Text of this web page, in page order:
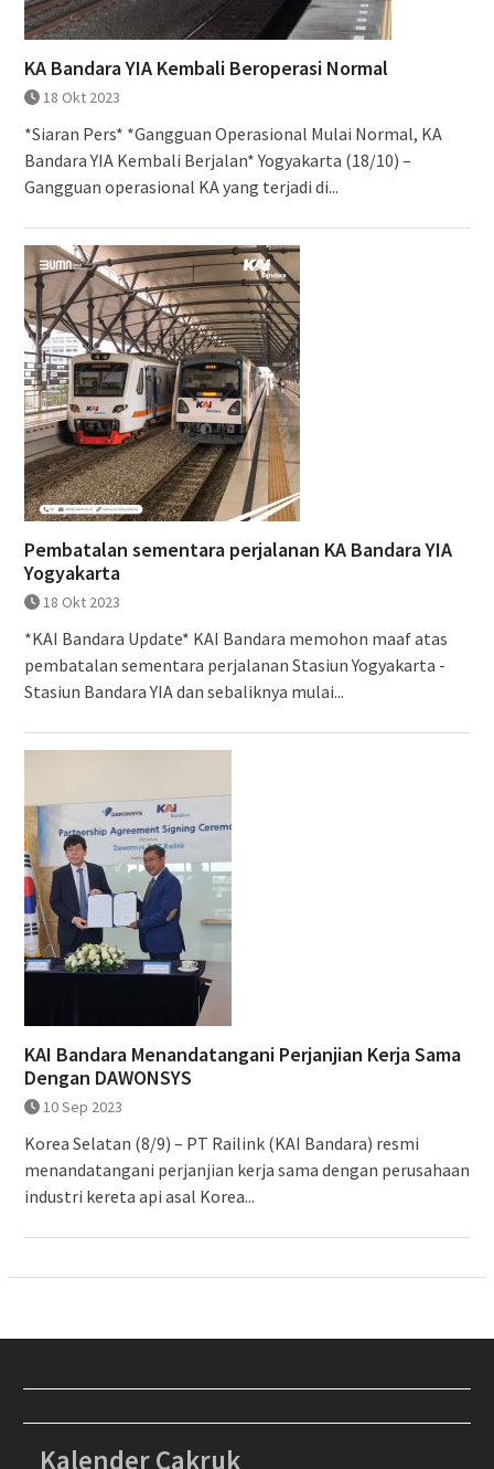
KA Bandara YIA Kembali Beroperasi Normal
18 Okt 2023
*Siaran Pers* *Gangguan Operasional Mulai Normal, KA
Bandara YIA Kembali Berjalan* Yogyakarta (18/10) –
Gangguan operasional KA yang terjadi di...
Pembatalan sementara perjalanan KA Bandara YIA
Yogyakarta
18 Okt 2023
*KAI Bandara Update* KAI Bandara memohon maaf atas
pembatalan sementara perjalanan Stasiun Yogyakarta -
Stasiun Bandara YIA dan sebaliknya mulai...
KAI Bandara Menandatangani Perjanjian Kerja Sama
Dengan DAWONSYS
10 Sep 2023
Korea Selatan (8/9) – PT Railink (KAI Bandara) resmi
menandatangani perjanjian kerja sama dengan perusahaan
industri kereta api asal Korea...
Kalender Cakruk